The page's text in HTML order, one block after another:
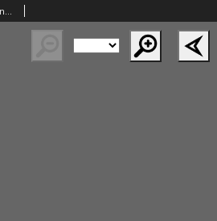
Szkic z oryginalnego projektu wodociągu fabrycznego w Kuźnicach [...] Według projektu T. W. Falkierskiego, A. Bloka [...].